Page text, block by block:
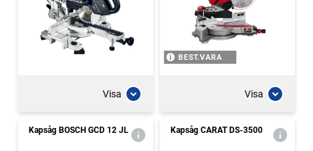
Visa
BEST.VARA
Visa
Kapsåg BOSCH GCD 12 JL Kapsåg CARAT DS-3500